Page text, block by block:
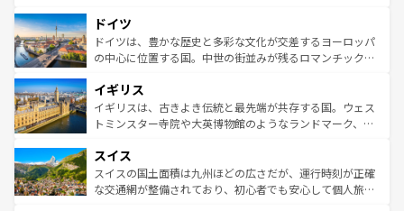
せる。地方によって風土や気候が異なるスペインはその個
性で訪れる人を魅了する。 なお、新着のスペイン情報は コ
ンテンツ一覧を参照してほしい。
で、幅広い魅力が詰まっている。華麗な宮殿、歴史的な大
聖堂、美しいビーチ、そして豊かな自然が、訪れる者を心
から魅了する。また、フランスは美食の国としても知ら
いる。シャンパンの発祥地であるランス、プロヴァンスの
香り高いラベンダー畑など、多彩な楽しみ方が可能だ。さ
らに、パリ以外の地域にも魅力が溢れており、どの街角に
れる地方に足を運ぶとそれぞれで全く異なる文化を体験で
きるだろう。 なお、新着のフランス情報はコンテンツ一覧
を参照してほしい。
ドイツ
ドイツは、豊かな歴史と多彩な文化が交差するヨーロッパ
の中心に位置する国。中世の街並みが残るロマンチック街
顔を持つこの国は、どこを歩いても飽きることがない。ベ
ルリンの文化的活気、バイエルン州のアルプスの絶景、そ
してライン川沿いのワイン畑といった風景は必見。ビール
は、お酒好きな人にはぜひ体験してほしい。 なお、新着の
ドイツ情報はコンテンツ一覧を参照してほしい。
イギリス
イギリスは、古きよき伝統と最先端が共存する国。ウェス
トミンスター寺院や大英博物館のようなランドマーク、歴
リアごとに異なる魅力がある。また、優雅なアフタヌーン
ティー、ビール好きにはたまらない英国パブ、サッカー観
戦など、本場だからこそできる体験も豊富。イギリスを旅
スイス
スイスの国土面積は九州ほどの広さだが、運行時刻が正確
な交通網が整備されており、初心者でも安心して個人旅行